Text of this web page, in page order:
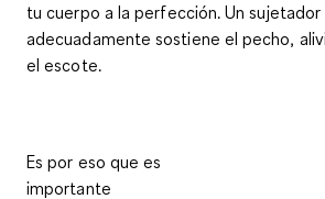
tu cuerpo a la perfección. Un sujetador
adecuadamente sostiene el pecho,
el escote.
Es por eso que es
importante